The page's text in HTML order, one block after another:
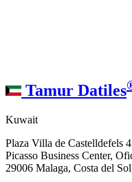
Tamur Datiles
Kuwait
Plaza Villa de Castelldefels 4
Picasso Business Center,
29006 Malaga, Costa del